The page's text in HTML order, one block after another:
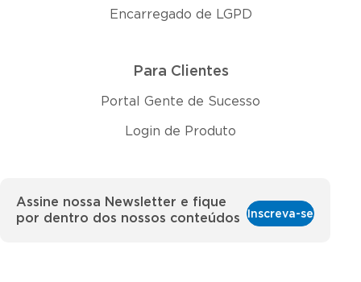
Encarregado de LGPD
Para Clientes
Portal Gente de Sucesso
Login de Produto
Assine nossa Newsletter e fique
por dentro dos nossos conteúdos
Inscreva-se